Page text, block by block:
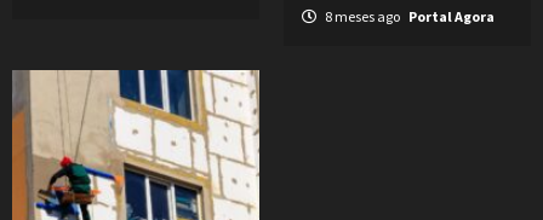
8 meses ago Portal Agora